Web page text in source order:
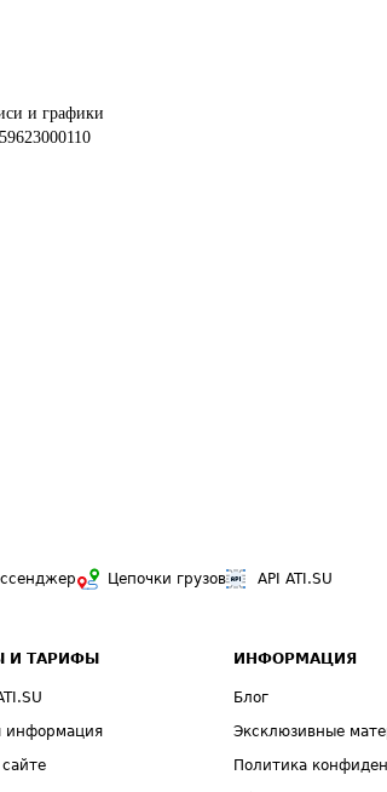
и графики
Цепочки грузов API ATI.SU
И ТАРИФЫ
информация
ИНФОРМАЦИЯ
Блог
Эксклюзивные
Политика